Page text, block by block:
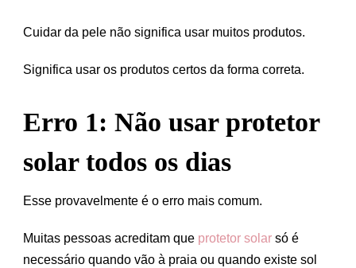
Cuidar da pele não significa usar muitos produtos.
Significa usar os produtos certos da forma correta.
Erro 1: Não usar protetor
solar todos os dias
Esse provavelmente é o erro mais comum.
Muitas pessoas acreditam que protetor solar só é
necessário quando vão à praia ou quando existe sol